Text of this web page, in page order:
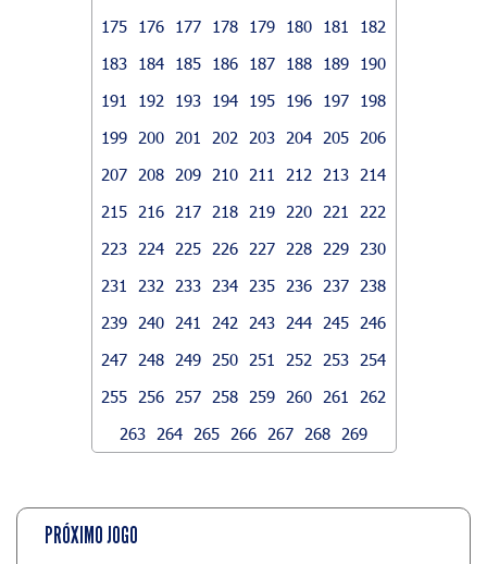
175
176 177 178 179 180 181
182
183
184 185 186 187 188 189
190
191
192 193 194 195 196 197
198
199
200 201 202 203 204 205
206
207
208 209 210 211 212 213
214
215
216 217 218 219 220 221
222
223
224 225 226 227 228 229
230
231
232 233 234 235 236 237
238
239
240 241 242 243 244 245
246
247
248 249 250 251 252 253
254
255
256 257 258 259 260 261
262
263
264 265 266 267 268 269
PRÓXIMO JOGO